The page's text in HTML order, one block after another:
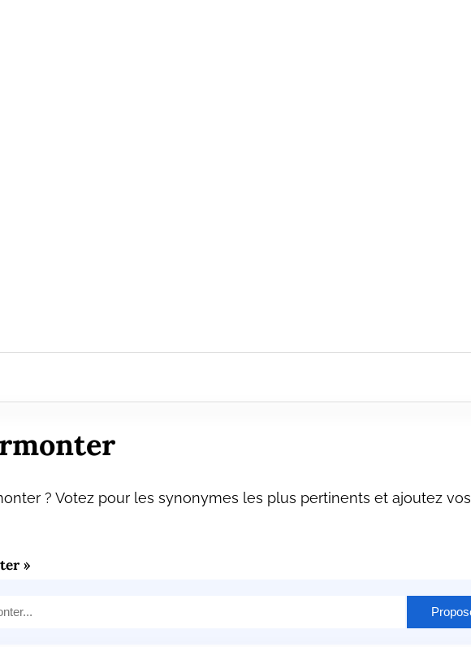
? Votez pour les synonymes les plus pertinents et ajoutez vos
»